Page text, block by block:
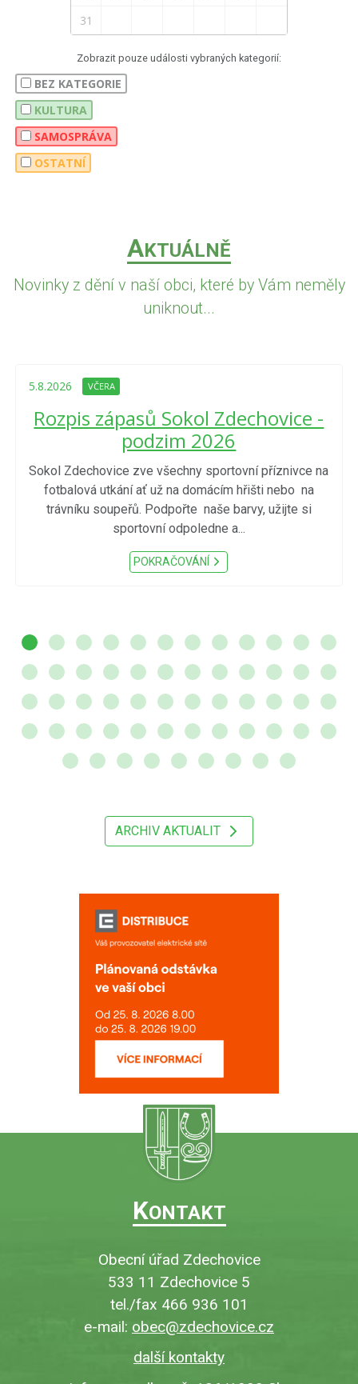
31
Zobrazit pouze události vybraných kategorií:
BEZ KATEGORIE
KULTURA
SAMOSPRÁVA
OSTATNÍ
AKTUÁLNĚ
Novinky z dění v naší obci, které by Vám neměly
uniknout...
5.8.2026 VČERA
Rozpis zápasů Sokol Zdechovice -
podzim 2026
Sokol Zdechovice zve všechny sportovní příznivce na
fotbalová utkání ať už na domácím hřišti nebo na
trávníku soupeřů. Podpořte naše barvy, užijte si
sportovní odpoledne a...
POKRAČOVÁNÍ
ARCHIV AKTUALIT
KONTAKT
Obecní úřad Zdechovice
533 11 Zdechovice 5
tel./fax 466 936 101
e-mail: obec@zdechovice.cz
další kontakty